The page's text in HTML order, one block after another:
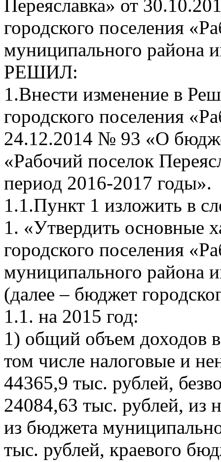
Переяславка» от
городского поселения
муниципального района
РЕШИЛ:
1.Внести изменение в
городского поселения
24.12.2014 № 93 «О
«Рабочий поселок
период 2016-2017 годы».
1.1.Пункт 1 изложить в
1. «Утвердить основные
городского поселения
муниципального района
(далее – бюджет
1.1. на 2015 год:
1) общий объем доходов
том числе налоговые и
44365,9 тыс. рублей,
24084,63 тыс. рублей,
из бюджета
тыс. рублей, краевого